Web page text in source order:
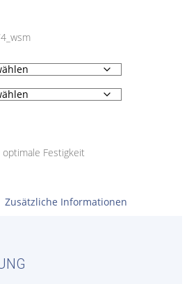
Festigkeit
Zusätzliche Informationen